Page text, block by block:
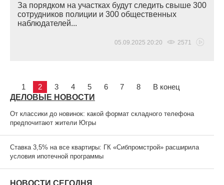
За порядком на участках будут следить свыше 300
сотрудников полиции и 300 общественных
наблюдателей...
05.09.2025 20:20 2571
1 2 3 4 5 6 7 8 В конец
ДЕЛОВЫЕ НОВОСТИ
От классики до новинок: какой формат складного телефона
предпочитают жители Югры
Ставка 3,5% на все квартиры: ГК «Сибпромстрой» расширила
условия ипотечной программы